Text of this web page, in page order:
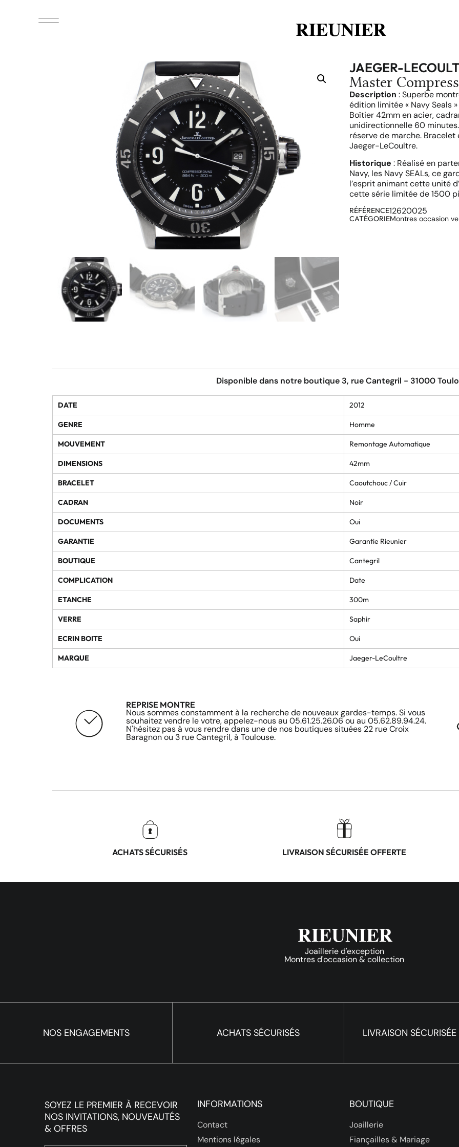
JAEGER-
Master
Description : Superbe
édition limitée « Navy Seals
Boîtier 42mm en acier,
unidirectionnelle 60
réserve de marche.
Jaeger-LeCoultre.
Historique : Réalisé en
Navy, les Navy SEALs, ce
l’esprit animant cette unité
cette série limitée de 1500
RÉFÉRENCE12620025
CATÉGORIEMontres occasion
Disponible dans notre boutique 3, rue Cantegril - 31000
DATE 2012
GENRE Homme
MOUVEMENT Remontage Automatique
DIMENSIONS 42mm
BRACELET Caoutchouc / Cuir
CADRAN Noir
DOCUMENTS Oui
GARANTIE Garantie Rieunier
BOUTIQUE Cantegril
COMPLICATION Date
ETANCHE 300m
VERRE Saphir
ECRIN BOITE Oui
MARQUE Jaeger-LeCoultre
REPRISE MONTRE
Nous sommes constamment à la recherche de nouveaux gardes-temps. Si vous
souhaitez vendre le votre, appelez-nous au 05.61.25.26.06 ou au 05.62.89.94.24.
N'hésitez pas à vous rendre dans une de nos boutiques situées 22 rue Croix
Baragnon ou 3 rue Cantegril, à Toulouse.
ACHATS SÉCURISÉS LIVRAISON SÉCURISÉE OFFERTE
Joaillerie d'exception
Montres d'occasion & collection
NOS ENGAGEMENTS ACHATS SÉCURISÉS LIVRAISON
SOYEZ LE PREMIER À RECEVOIR
NOS INVITATIONS, NOUVEAUTÉS
& OFFRES
INFORMATIONS
Contact
Mentions légales
BOUTIQUE
Joaillerie
Fiançailles & Mariage